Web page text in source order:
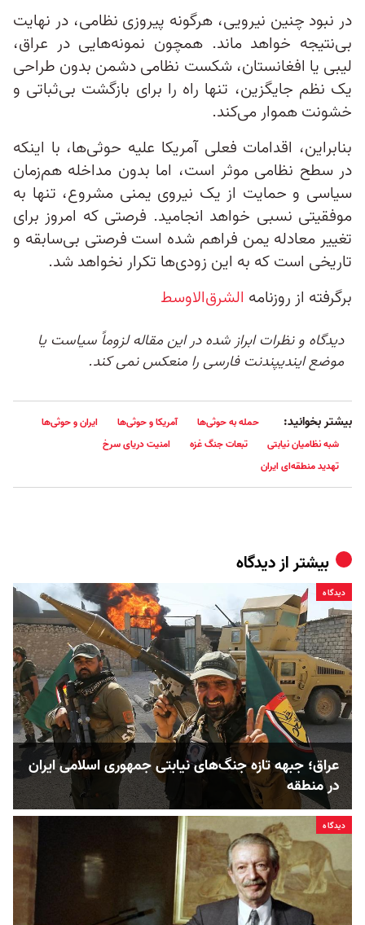
در نبود چنین نیرویی، هرگونه پیروزی نظامی، در نهایت
بی‌نتیجه خواهد ماند. همچون نمونه‌هایی در عراق،
لیبی یا افغانستان، شکست نظامی دشمن بدون طراحی
یک نظم جایگزین، تنها راه را برای بازگشت بی‌ثباتی و
خشونت هموار می‌کند.
بنابراین، اقدامات فعلی آمریکا علیه حوثی‌ها، با اینکه
در سطح نظامی موثر است، اما بدون مداخله هم‌زمان
سیاسی و حمایت از یک نیروی یمنی مشروع، تنها به
موفقیتی نسبی خواهد انجامید. فرصتی که امروز برای
تغییر معادله یمن فراهم شده است فرصتی بی‌سابقه و
تاریخی است که به این زودی‌ها تکرار نخواهد شد.
برگرفته از روزنامه الشرق‌الاوسط
دیدگاه و نظرات ابراز شده در این مقاله لزوماً سیاست یا
موضع ایندیپندنت فارسی را منعکس نمی کند.
بیشتر بخوانید: حمله به حوثی‌ها آمریکا و حوثی‌ها
ایران و حوثی‌ها
شبه نظامیان نیابتی
تبعات جنگ غزه
امنیت دریای سرخ
تهدید منطقه‌ای ایران
بیشتر ازدیدگاه
دیدگاه
عراق؛ جبهه تازه جنگ‌های نیابتی جمهوری اسلامی ایران
در منطقه
دیدگاه